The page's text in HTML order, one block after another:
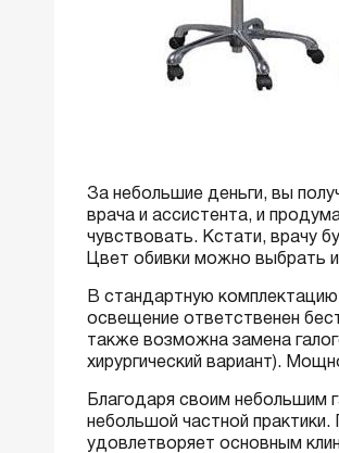
За небольшие деньги, вы
врача и ассистента, и
чувствовать. Кстати, врачу
Цвет обивки можно выбрать
В стандартную
освещение ответственен
также возможна замена
хирургический вариант).
Благодаря своим небольшим
небольшой частной
удовлетворяет основным